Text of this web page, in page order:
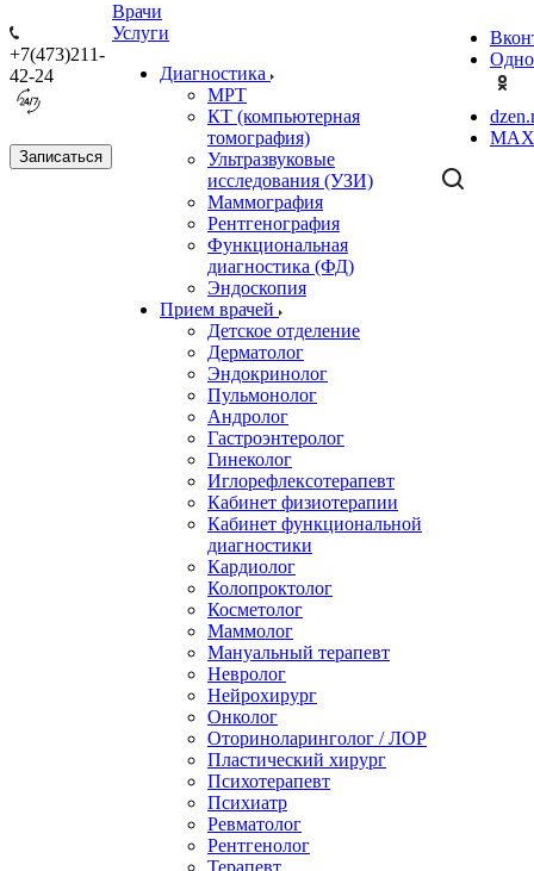
+7(473)211-
42-24
Записаться
Врачи
Услуги
Диагностика
МРТ
КТ (компьютерная
томография)
Ультразвуковые
исследования (УЗИ)
Маммография
Рентгенография
Функциональная
диагностика (ФД)
Эндоскопия
Прием врачей
Детское отделение
Дерматолог
Эндокринолог
Пульмонолог
Андролог
Гастроэнтеролог
Гинеколог
Иглорефлексотерапевт
Кабинет физиотерапии
Кабинет функциональной
диагностики
Кардиолог
Колопроктолог
Косметолог
Маммолог
Мануальный терапевт
Невролог
Нейрохирург
Онколог
Оториноларинголог / ЛОР
Пластический хирург
Психотерапевт
Психиатр
Ревматолог
Рентгенолог
Терапевт